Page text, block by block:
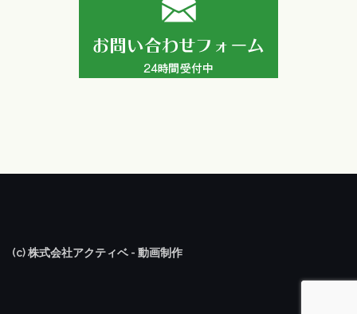
(c) 株式会社アクティベ - 動画制作